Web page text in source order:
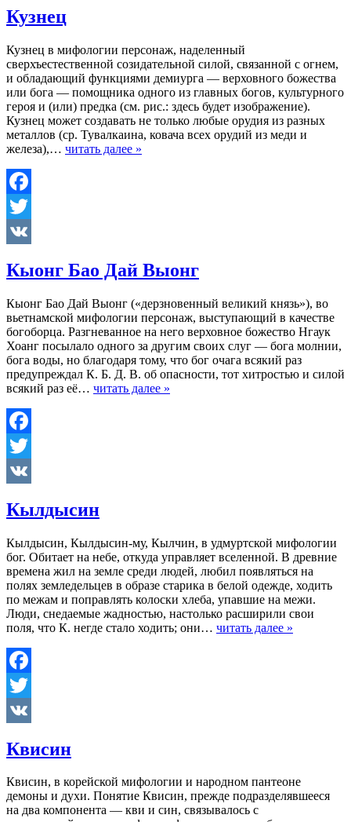
Кузнец
Кузнец в мифологии персонаж, наделенный
сверхъестественной созидательной силой, связанной с огнем,
и обладающий функциями демиурга — верховного божества
или бога — помощника одного из главных богов, культурного
героя и (или) предка (см. рис.: здесь будет изображение).
Кузнец может создавать не только любые орудия из разных
металлов (ср. Тувалкаина, ковача всех орудий из меди и
железа),… читать далее »
Facebook
Twitter
Кыонг Бао Дай Выонг
Кыонг Бао Дай Выонг («дерзновенный великий князь»), во
вьетнамской мифологии персонаж, выступающий в качестве
богоборца. Разгневанное на него верховное божество Нгаук
Хоанг посылало одного за другим своих слуг — бога молнии,
бога воды, но благодаря тому, что бог очага всякий раз
предупреждал К. Б. Д. В. об опасности, тот хитростью и силой
всякий раз её… читать далее »
Facebook
Twitter
Кылдысин
Кылдысин, Кылдысин-му, Кылчин, в удмуртской мифологии
бог. Обитает на небе, откуда управляет вселенной. В древние
времена жил на земле среди людей, любил появляться на
полях земледельцев в образе старика в белой одежде, ходить
по межам и поправлять колоски хлеба, упавшие на межи.
Люди, снедаемые жадностью, настолько расширили свои
поля, что К. негде стало ходить; они… читать далее »
Facebook
Twitter
Квисин
Квисин, в корейской мифологии и народном пантеоне
демоны и духи. Понятие Квисин, прежде подразделявшееся
на два компонента — кви и син, связывалось с